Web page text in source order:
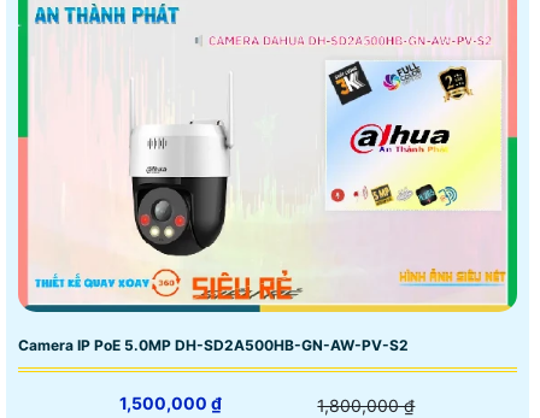
Camera IP PoE 5.0MP DH-SD2A500HB-GN-AW-PV-S2
1,500,000 ₫ 1,800,000 ₫